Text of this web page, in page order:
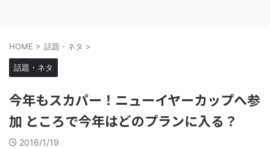
HOME > 話題・ネタ >
話題・ネタ
今年もスカパー！ニューイヤーカップへ参
加 ところで今年はどのプランに入る？
2016/1/19